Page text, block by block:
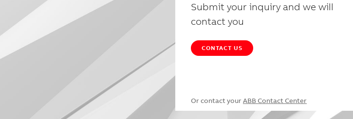
Submit your inquiry and we will
contact you
CONTACT US
Or contact your ABB Contact Center